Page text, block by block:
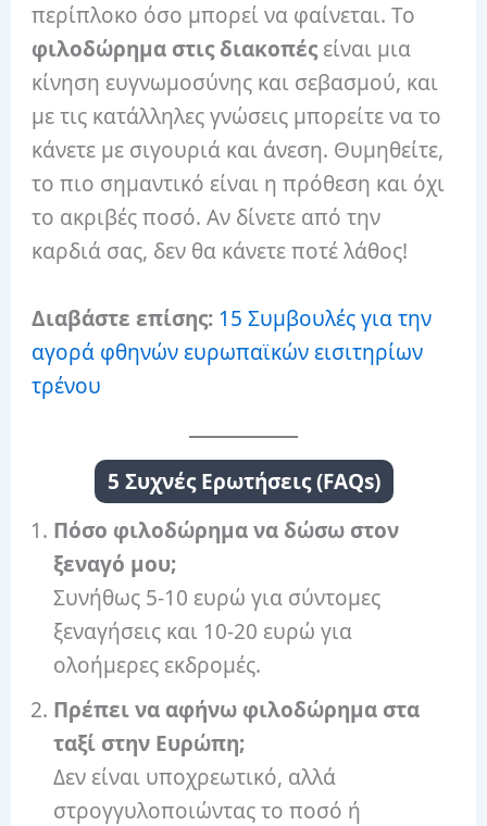
περίπλοκο όσο μπορεί να φαίνεται. Το
φιλοδώρημα στις διακοπέςείναι μια
κίνηση ευγνωμοσύνης και σεβασμού, και
με τις κατάλληλες γνώσεις μπορείτε να το
κάνετε με σιγουριά και άνεση. Θυμηθείτε,
το πιο σημαντικό είναι η πρόθεση και όχι
το ακριβές ποσό. Αν δίνετε από την
καρδιά σας, δεν θα κάνετε ποτέ λάθος!
Διαβάστε επίσης: 15 Συμβουλές για την
αγορά φθηνών ευρωπαϊκών εισιτηρίων
τρένου
5 Συχνές Ερωτήσεις (FAQs)
Πόσο φιλοδώρημα να δώσω στον
ξεναγό μου;
Συνήθως 5-10 ευρώ για σύντομες
ξεναγήσεις και 10-20 ευρώ για
ολοήμερες εκδρομές.
Πρέπει να αφήνω φιλοδώρημα στα
ταξί στην Ευρώπη;
Δεν είναι υποχρεωτικό, αλλά
στρογγυλοποιώντας το ποσό ή